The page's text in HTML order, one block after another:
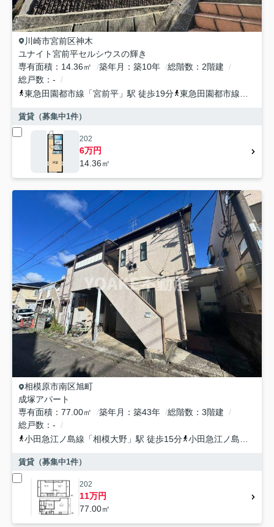
川崎市宮前区神木
ユナイト宮前平セルシウスの輝き
専有面積
14.36㎡ 築年月 築10年 総階数
2階建
総戸数
-
東急田園都市線 「宮前平 」駅 徒歩19分 東急田園都市線
賃貸（募集中1件）
202
6万円
14.36㎡
相模原市南区旭町
成塚アパート
専有面積
77.00㎡ 築年月 築43年 総階数
3階建
総戸数
-
小田急江ノ島線 「相模大野 」駅 徒歩15分 小田急江ノ島線
賃貸（募集中1件）
202
11万円
77.00㎡